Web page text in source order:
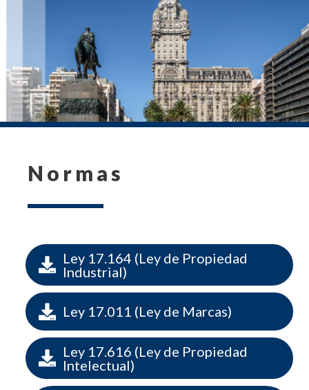
Normas
 Ley 17.164 (Ley de Propiedad
Industrial)
 Ley 17.011 (Ley de Marcas)
 Ley 17.616 (Ley de Propiedad
Intelectual)